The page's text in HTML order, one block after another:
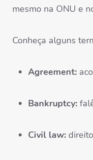
mesmo na ONU e
Conheça alguns
Agreement:
Bankruptcy:
Civil law: